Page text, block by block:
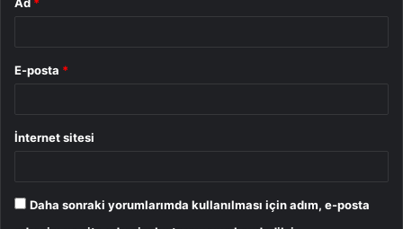
E-posta *
İnternet sitesi
Daha sonraki yorumlarımda kullanılması için adım, e-posta